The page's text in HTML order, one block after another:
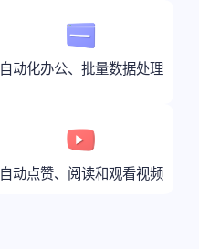
自动化办公、批量数据处理
自动点赞、阅读和观看视频